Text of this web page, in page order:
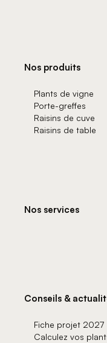
Nos produits
Plants de vigne
Porte-greffes
Raisins de cuve
Raisins de table
Nos services
Conseils &
Fiche projet 2027
Calculez vos